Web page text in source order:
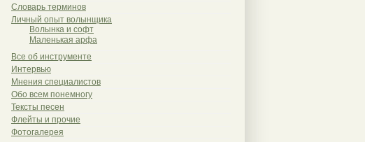
Словарь терминов
Личный опыт волынщика
Волынка и софт
Маленькая арфа
Все об инструменте
Интервью
Мнения специалистов
Обо всем понемногу
Тексты песен
Флейты и прочие
Фотогалерея